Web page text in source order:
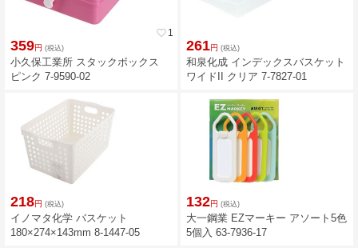
favorite_border 1
359円 (税込)
小久保工業所 スタックボックス
ピンク 7-9590-02
261円 (税込)
和泉化成 インデックスバスケット
ワイドII クリア 7-7827-01
218円 (税込)
イノマタ化学 バスケット
180×274×143mm 8-1447-05
132円 (税込)
大一鋼業 EZマーキー アソート5色
5個入 63-7936-17